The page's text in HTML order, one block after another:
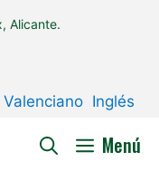
Alicante.
Valenciano Inglés
Menú